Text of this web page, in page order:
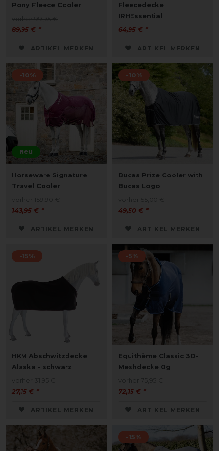
Pony Fleece Cooler
89,95 € *
ARTIKEL MERKEN
Fleecedecke
IRHEssential
64,95 € *
ARTIKEL MERKEN
Neu
-10%
Horseware Signature
Travel Cooler
143,95 € *
ARTIKEL MERKEN
-10%
Bucas Prize Cooler with
Bucas Logo
49,50 € *
ARTIKEL MERKEN
-15%
HKM Abschwitzdecke
Alaska - schwarz
27,15 € *
ARTIKEL MERKEN
-5%
Equithème Classic 3D-
Meshdecke 0g
72,15 € *
ARTIKEL MERKEN
-15%